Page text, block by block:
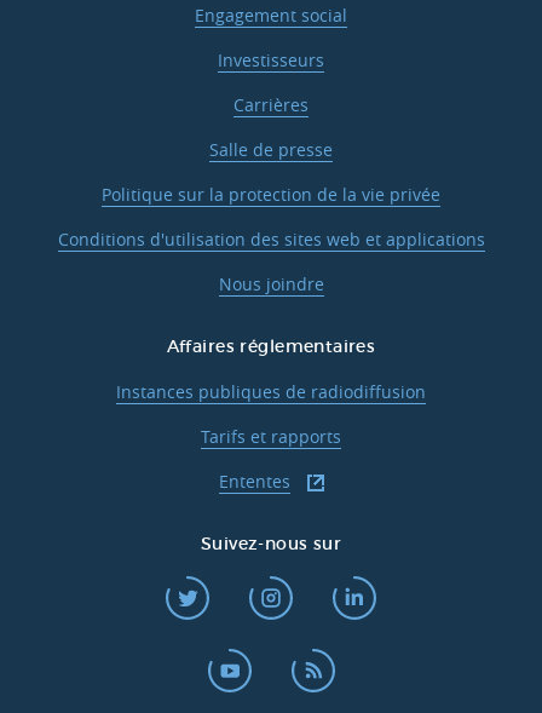
Engagement social
Investisseurs
Carrières
Salle de presse
Politique sur la protection de la vie privée
Conditions d'utilisation des sites web et applications
Nous joindre
Affaires réglementaires
Instances publiques de radiodiffusion
Tarifs et rapports
Ententes
Suivez-nous sur